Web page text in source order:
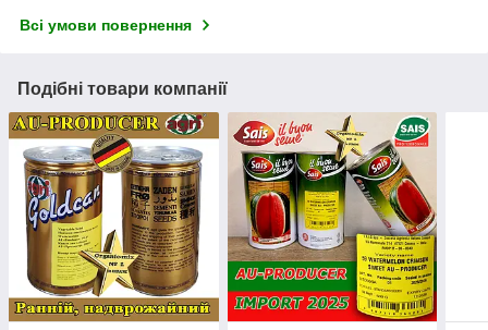
Всі умови повернення
Подібні товари компанії